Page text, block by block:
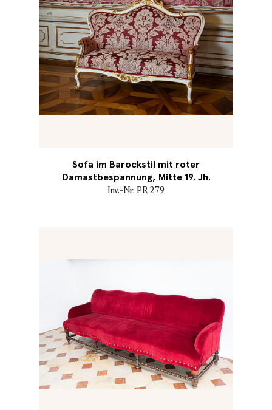
Sofa im Barockstil mit roter
Damastbespannung, Mitte 19. Jh.
Inv.-Nr. PR 279